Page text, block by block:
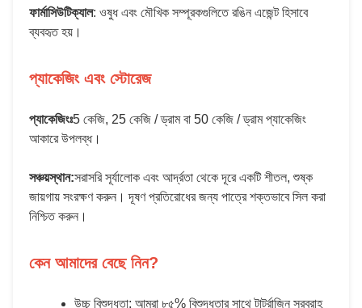
ফার্মাসিউটিক্যাল: ওষুধ এবং মৌখিক সম্পূরকগুলিতে রঙিন এজেন্ট হিসাবে
ব্যবহৃত হয়।
প্যাকেজিং এবং স্টোরেজ
প্যাকেজিংঃ5 কেজি, 25 কেজি / ড্রাম বা 50 কেজি / ড্রাম প্যাকেজিং
আকারে উপলব্ধ।
সঞ্চয়স্থান:সরাসরি সূর্যালোক এবং আর্দ্রতা থেকে দূরে একটি শীতল, শুষ্ক
জায়গায় সংরক্ষণ করুন। দূষণ প্রতিরোধের জন্য পাত্রে শক্তভাবে সিল করা
নিশ্চিত করুন।
কেন আমাদের বেছে নিন?
উচ্চ বিশুদ্ধতা: আমরা ৮৫% বিশুদ্ধতার সাথে টার্ট্রাজিন সরবরাহ